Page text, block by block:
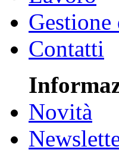
Contatti
Novità